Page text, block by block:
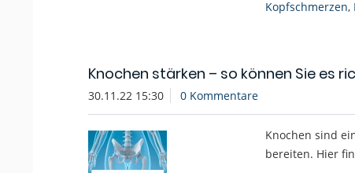
Kopfschmerzen,
Knochen stärken – so können Sie es
30.11.22 15:30 0 Kommentare
Knochen sind
bereiten. Hier